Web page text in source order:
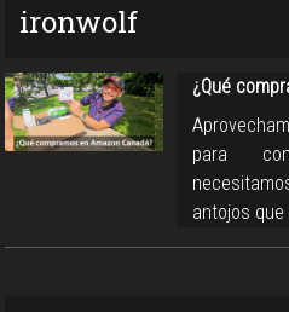
ironwolf
¿Qué
para
antojos que